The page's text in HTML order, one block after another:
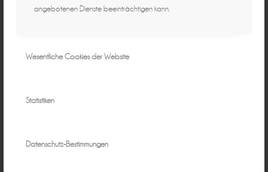
angebotenen Dienste beeinträchtigen kann.
Wesentliche Cookies der Website
Statistiken
Datenschutz-Bestimmungen